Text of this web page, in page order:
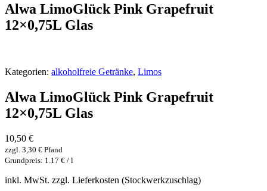
Alwa LimoGlück Pink Grapefruit
12×0,75L Glas
Kategorien: alkoholfreie Getränke, Limos
Alwa LimoGlück Pink Grapefruit
12×0,75L Glas
10,50 €
zzgl. 3,30 € Pfand
Grundpreis: 1.17 € / l
inkl. MwSt. zzgl. Lieferkosten (Stockwerkzuschlag)